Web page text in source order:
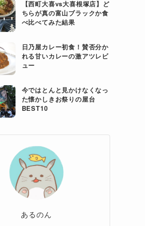
【西町大喜vs大喜根塚店】ど
ちらが真の富山ブラックか食
べ比べてみた結果
日乃屋カレー初食！賛否分か
れる甘いカレーの激アツレビ
ュー
今ではとんと見かけなくなっ
た懐かしきお祭りの屋台
BEST10
あるのん